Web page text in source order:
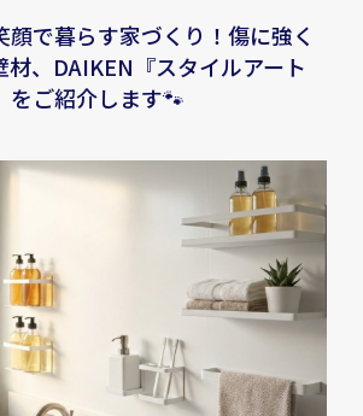
顔で暮らす家づくり！傷に強く
材、DAIKEN『スタイルアート
をご紹介します🐾